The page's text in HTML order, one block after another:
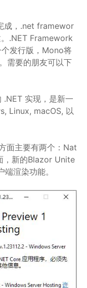
成，.net framewor
.NET Framework
发行版，Mono将
需要的朋友可以下
.NET 实现，是新一
Linux, macOS, 以
面主要有两个：Nat
，新的Blazor Unite
渲染功能。